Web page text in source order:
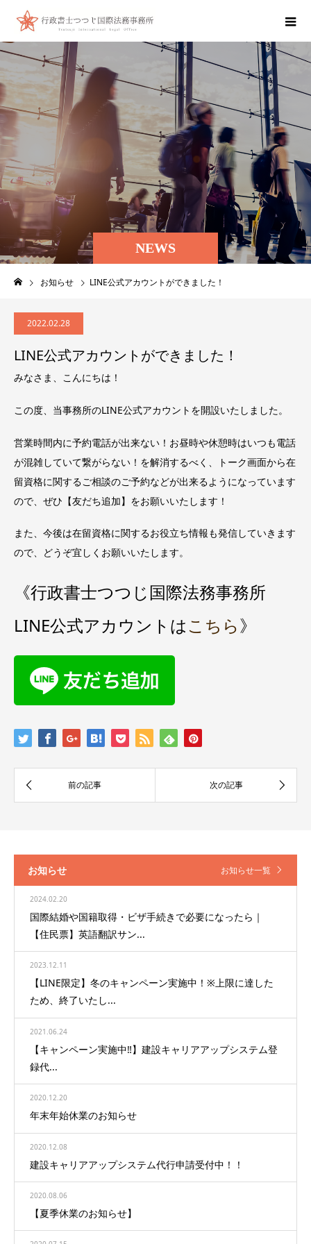
NEWS
お知らせ LINE公式アカウントができました！
2022.02.28
LINE公式アカウントができました！
みなさま、こんにちは！
この度、当事務所のLINE公式アカウントを開設いたしました。
営業時間内に予約電話が出来ない！お昼時や休憩時はいつも電話
が混雑していて繋がらない！を解消するべく、トーク画面から在
留資格に関するご相談のご予約などが出来るようになっています
ので、ぜひ【友だち追加】をお願いいたします！
また、今後は在留資格に関するお役立ち情報も発信していきます
ので、どうぞ宜しくお願いいたします。
《行政書士つつじ国際法務事務所
LINE公式アカウントはこちら》
お知らせ お知らせ一覧
2024.02.20
国際結婚や国籍取得・ビザ手続きで必要になったら｜
【住民票】英語翻訳サン...
2023.12.11
【LINE限定】冬のキャンペーン実施中！※上限に達した
ため、終了いたし...
2021.06.24
【キャンペーン実施中‼】建設キャリアアップシステム登
録代...
2020.12.20
年末年始休業のお知らせ
2020.12.08
建設キャリアアップシステム代行申請受付中！！
2020.08.06
【夏季休業のお知らせ】